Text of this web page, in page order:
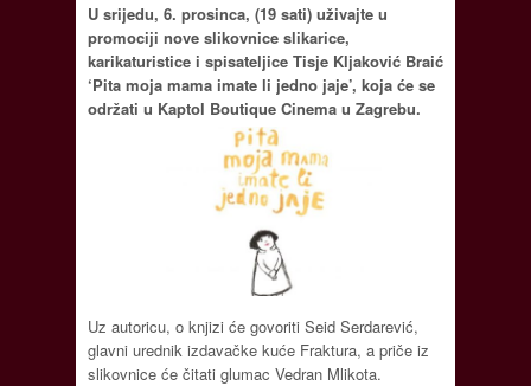
U srijedu, 6. prosinca, (19 sati) uživajte u
promociji nove slikovnice slikarice,
karikaturistice i spisateljice Tisje Kljaković Braić
‘Pita moja mama imate li jedno jaje’, koja će se
održati u Kaptol Boutique Cinema u Zagrebu.
Uz autoricu, o knjizi će govoriti Seid Serdarević,
glavni urednik izdavačke kuće Fraktura, a priče iz
slikovnice će čitati glumac Vedran Mlikota.